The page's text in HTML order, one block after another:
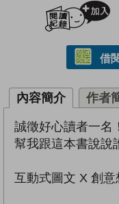
借
內容簡介 作者
誠徵好心讀者一名！
幫我跟這本書說說
互動式圖文 X 創意